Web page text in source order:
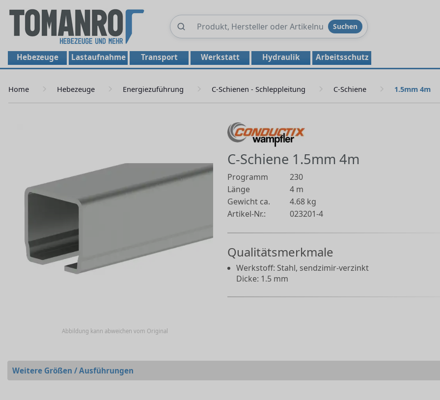
Produkte
durchsuchen
Suchen
Hebezeuge Lastaufnahme Transport Werkstatt Hydraulik Arbeitsschutz
Home Hebezeuge Energiezuführung C-Schienen - Schleppleitung C-Schiene 1.5mm 4m
Abbildung kann abweichen vom Original
C-Schiene 1.5mm 4m
Programm
230
Länge
4 m
Gewicht ca.
4.68 kg
Artikel-Nr.:
023201-4
Qualitätsmerkmale
Werkstoff: Stahl, sendzimir-verzinkt
Dicke: 1.5 mm
Weitere Größen / Ausführungen